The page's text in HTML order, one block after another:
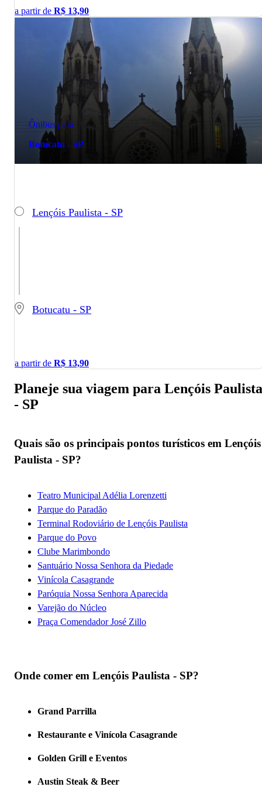
a partir de R$ 13,90
Ônibus para
Botucatu - SP
Lençóis Paulista - SP
Botucatu - SP
a partir de R$ 13,90
Planeje sua viagem para Lençóis Paulista
- SP
Quais são os principais pontos turísticos em Lençóis
Paulista - SP?
Teatro Municipal Adélia Lorenzetti
Parque do Paradão
Terminal Rodoviário de Lençóis Paulista
Parque do Povo
Clube Marimbondo
Santuário Nossa Senhora da Piedade
Vinícola Casagrande
Paróquia Nossa Senhora Aparecida
Varejão do Núcleo
Praça Comendador José Zillo
Onde comer em Lençóis Paulista - SP?
Grand Parrilla
Restaurante e Vinícola Casagrande
Golden Grill e Eventos
Austin Steak & Beer